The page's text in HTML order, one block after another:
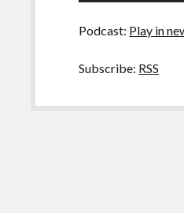
Podcast: Play in
Subscribe: RSS